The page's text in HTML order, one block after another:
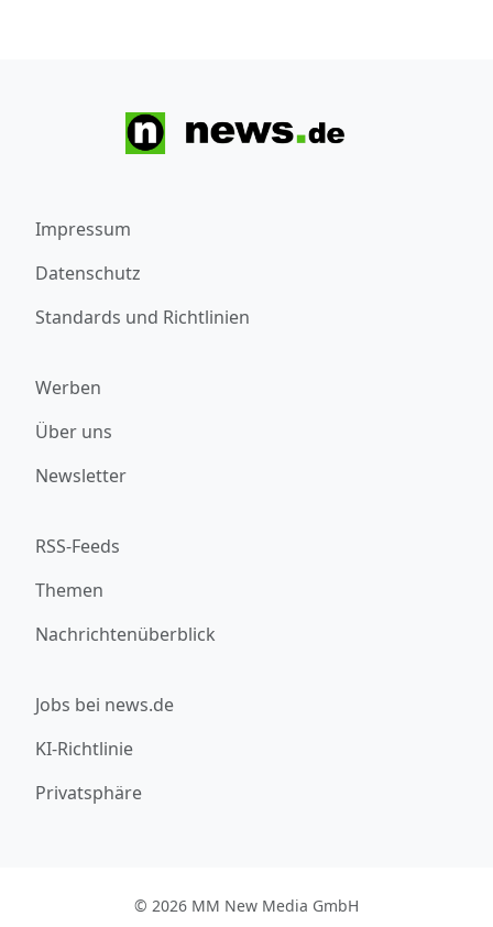
Impressum
Datenschutz
Standards und Richtlinien
Werben
Über uns
Newsletter
RSS-Feeds
Themen
Nachrichtenüberblick
Jobs bei news.de
KI-Richtlinie
Privatsphäre
© 2026 MM New Media GmbH